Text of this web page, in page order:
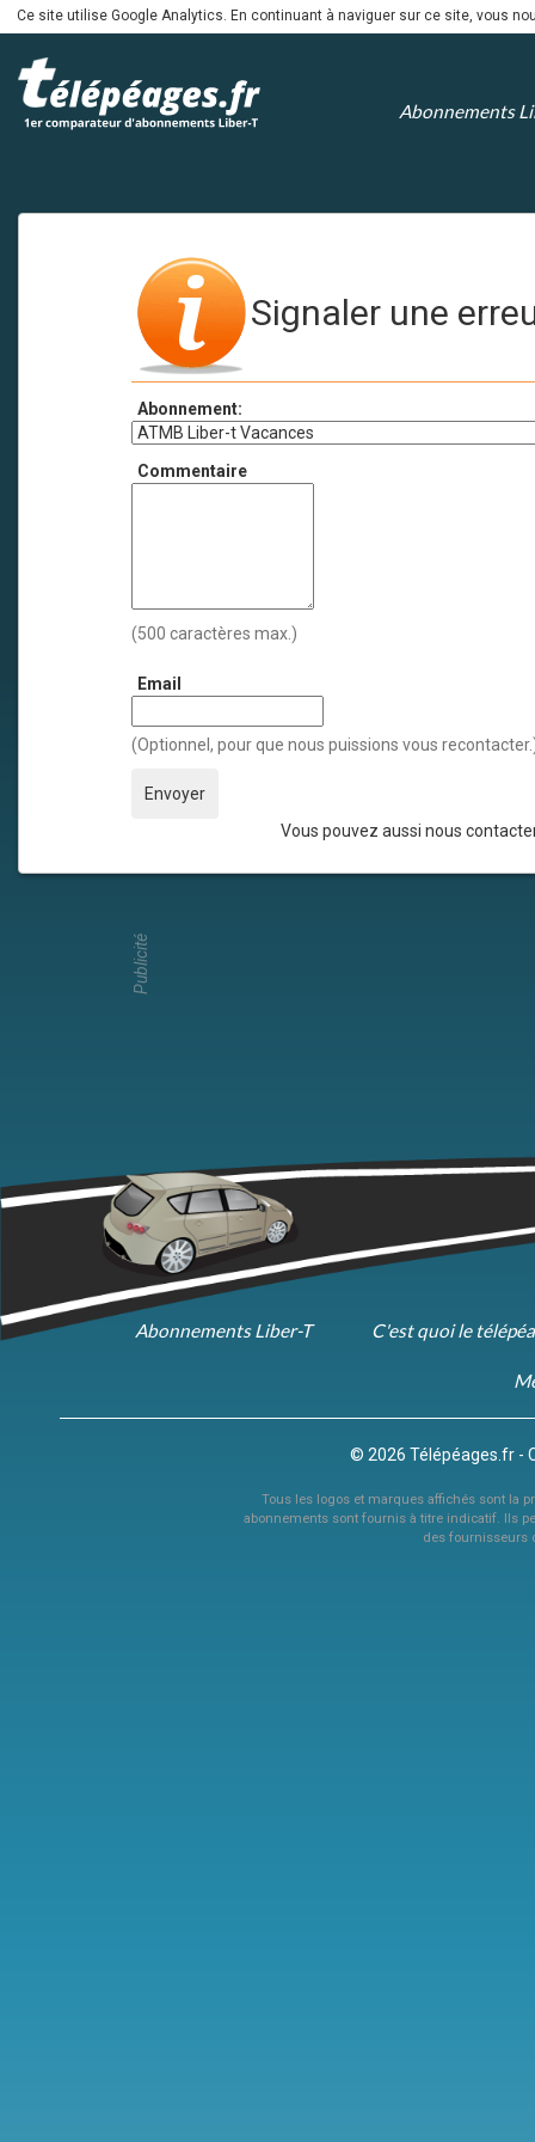
Ce site utilise Google Analytics. En continuant à naviguer sur ce site, vous
Abonnements
Signaler une
Abonnement:
Commentaire
(500 caractères max.)
Email
(Optionnel, pour que nous puissions vous
Vous pouvez aussi nous
Publicité
Abonnements Liber-T C'est quoi le
© 2026 Télépéages.fr -
Tous les logos et marques affichés sont la
abonnements sont fournis à titre indicatif. Ils
des fournisseurs